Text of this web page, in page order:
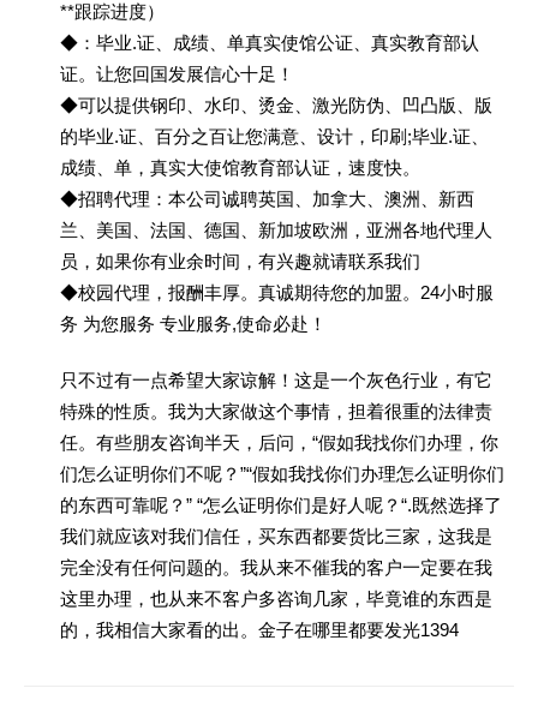
**跟踪进度）
◆：毕业.证、成绩、单真实使馆公证、真实教育部认
证。让您回国发展信心十足！
◆可以提供钢印、水印、烫金、激光防伪、凹凸版、版
的毕业.证、百分之百让您满意、设计，印刷;毕业.证、
成绩、单，真实大使馆教育部认证，速度快。
◆招聘代理：本公司诚聘英国、加拿大、澳洲、新西
兰、美国、法国、德国、新加坡欧洲，亚洲各地代理人
员，如果你有业余时间，有兴趣就请联系我们
◆校园代理，报酬丰厚。真诚期待您的加盟。24小时服
务 为您服务 专业服务,使命必赴！
只不过有一点希望大家谅解！这是一个灰色行业，有它
特殊的性质。我为大家做这个事情，担着很重的法律责
任。有些朋友咨询半天，后问，“假如我找你们办理，你
们怎么证明你们不呢？”“假如我找你们办理怎么证明你们
的东西可靠呢？” “怎么证明你们是好人呢？“.既然选择了
我们就应该对我们信任，买东西都要货比三家，这我是
完全没有任何问题的。我从来不催我的客户一定要在我
这里办理，也从来不客户多咨询几家，毕竟谁的东西是
的，我相信大家看的出。金子在哪里都要发光1394